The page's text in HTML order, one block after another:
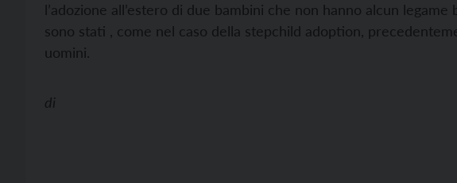
l’adozione all’estero di due bambini che non hanno alcun
sono stati , come nel caso della stepchild adoption,
uomini.
di